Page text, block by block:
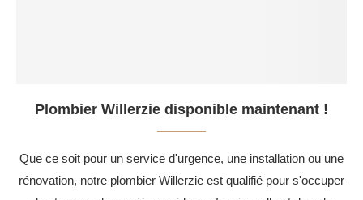
Plombier Willerzie disponible maintenant !
Que ce soit pour un service d'urgence, une installation ou une
rénovation, notre plombier Willerzie est qualifié pour s'occuper